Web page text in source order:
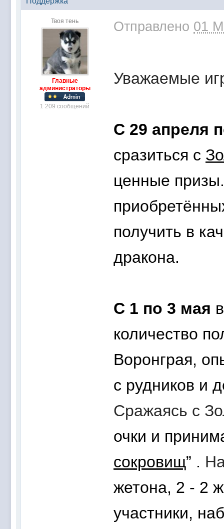
Твоя тень
Главные
администраторы
1 209 сообщений
Отправлено 01
Уважаемые
С 29 апреля
сразиться с
ценные
получить в
дракона.
С 1 по 3 мая
количество
Воронграя,
с рудников и
Сражаясь с
очки и
сокровищ” .
жетона, 2 - 2
участники,